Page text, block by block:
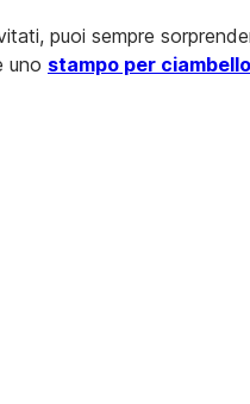
puoi sempre
uno stampo per